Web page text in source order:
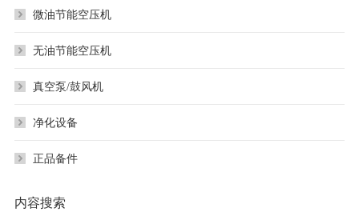
微油节能空压机
无油节能空压机
真空泵/鼓风机
净化设备
正品备件
内容搜索